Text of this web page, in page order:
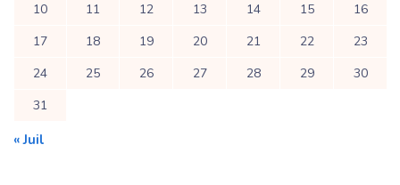
10
11 12 13 14 15
16
17
18 19 20 21 22
23
24
25 26 27 28 29
30
31
« Juil